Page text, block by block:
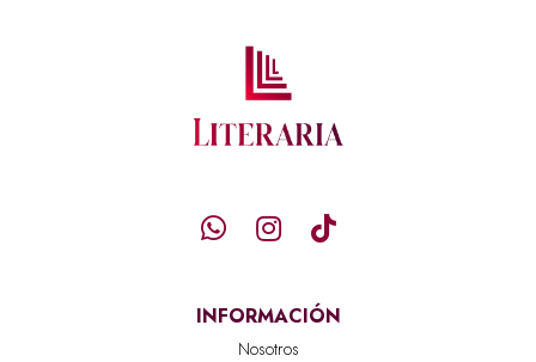
INFORMACIÓN
Nosotros